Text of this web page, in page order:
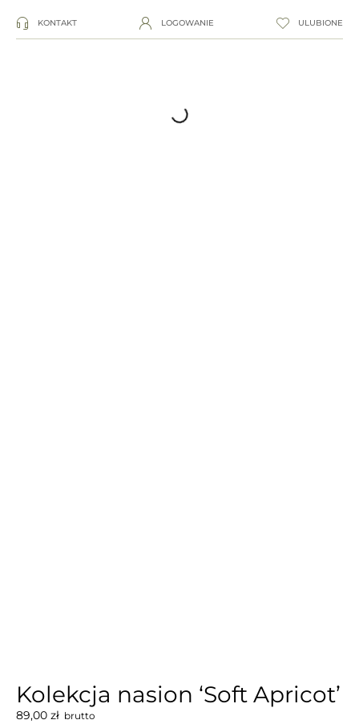
KONTAKT LOGOWANIE ULUBIONE
Kolekcja nasion ‘Soft Apricot’
89,00 zł brutto